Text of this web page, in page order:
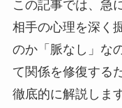
この記事では、急
相手の心理を深く
のか「脈なし」な
て関係を修復する
徹底的に解説しま